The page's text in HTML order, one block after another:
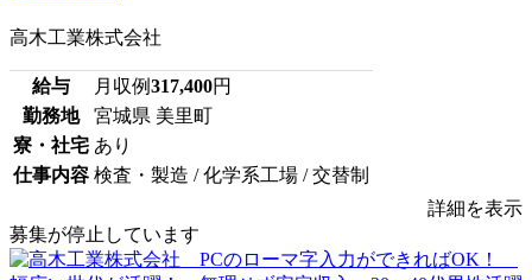
高木工業株式会社
給与 月収例317,400円
勤務地
宮城県 美里町
寮・社宅 あり
仕事内容 検査・製造 / 化学系工場 / 交替制
詳細を表示
募集が停止しています